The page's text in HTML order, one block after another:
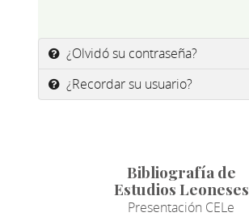
¿Olvidó su contraseña?
¿Recordar su usuario?
Bibliografía de
Estudios Leoneses
Presentación CELe